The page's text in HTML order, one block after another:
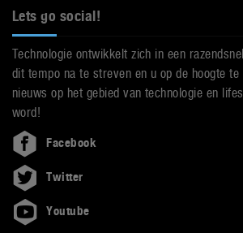
Lets go social!
Technologie ontwikkelt zich in een
dit tempo na te streven en u op de hoogte te
nieuws op het gebied van technologie en
word!
Facebook
Twitter
Youtube